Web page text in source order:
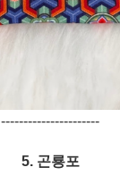
----------------------
5. 곤룡포